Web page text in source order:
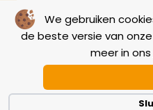
We gebruiken
de beste versie van
meer in ons